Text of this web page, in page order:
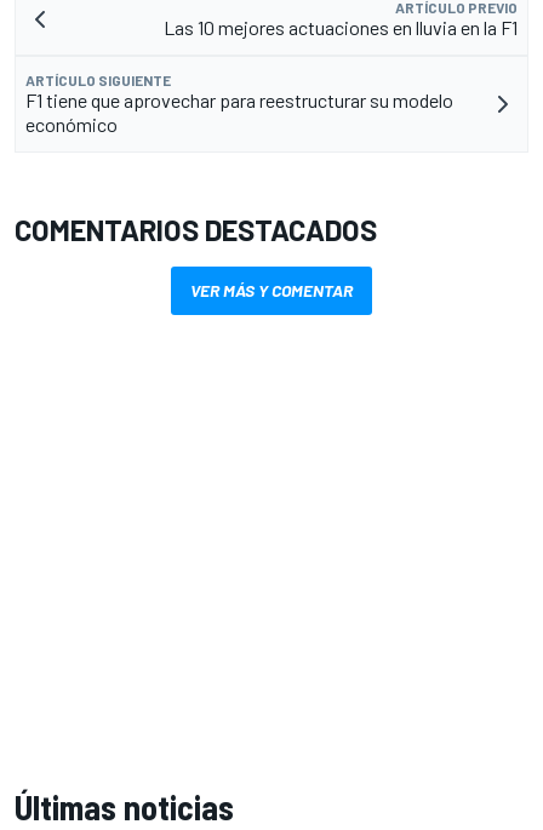
ARTÍCULO PREVIO
Las 10 mejores actuaciones en lluvia en la F1
ARTÍCULO SIGUIENTE
F1 tiene que aprovechar para reestructurar su modelo
económico
COMENTARIOS DESTACADOS
VER MÁS Y COMENTAR
Últimas noticias